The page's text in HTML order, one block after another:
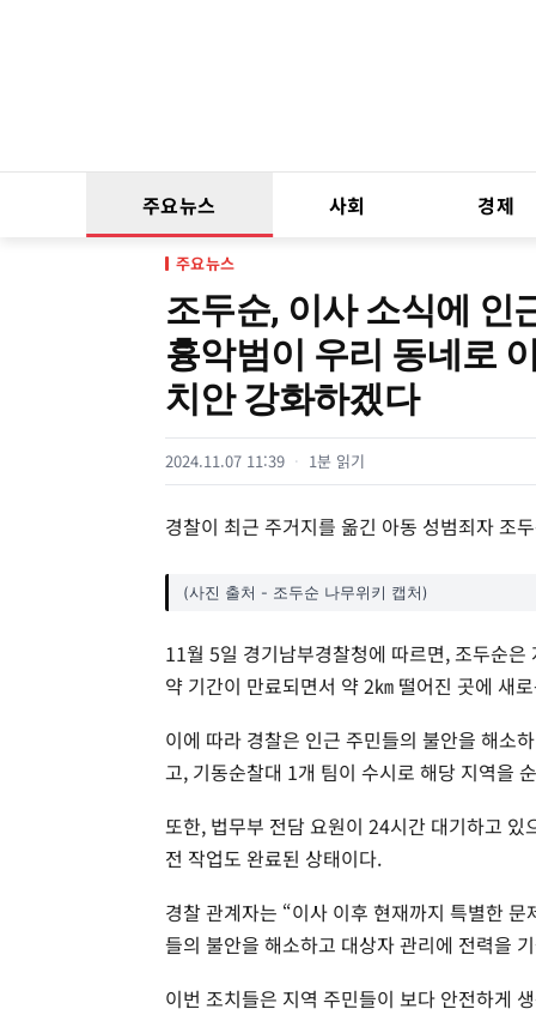
주요뉴스 사회 경제
주요뉴스
조두순, 이사 소식에 인
흉악범이 우리 동네로
치안 강화하겠다
2024.11.07 11:39 1분 읽기
경찰이 최근 주거지를 옮긴 아동 성범죄자 조
(사진 출처 - 조두순 나무위키 캡처)
11월 5일 경기남부경찰청에 따르면, 조두순
약 기간이 만료되면서 약 2㎞ 떨어진 곳에 새
이에 따라 경찰은 인근 주민들의 불안을 해소
고, 기동순찰대 1개 팀이 수시로 해당 지역을
또한, 법무부 전담 요원이 24시간 대기하고
전 작업도 완료된 상태이다.
경찰 관계자는 “이사 이후 현재까지 특별한
들의 불안을 해소하고 대상자 관리에 전력을
이번 조치들은 지역 주민들이 보다 안전하게